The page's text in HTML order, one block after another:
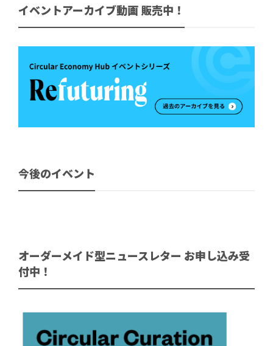
イベントアーカイブ動画 販売中！
今後のイベント
オーダーメイド型ニュースレター お申し込み受
付中！